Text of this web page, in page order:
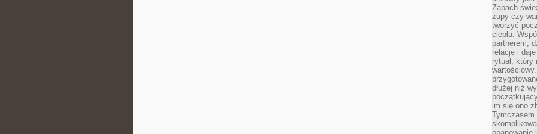
Zapach
zupy czy
tworzyć
ciepła.
partnerem,
relacje i
rytuał,
dłużej niż
im się ono
Tymczasem